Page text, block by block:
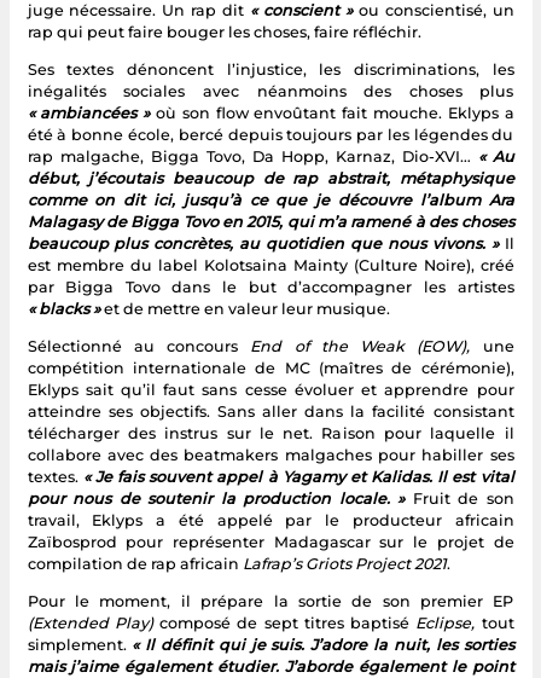
juge nécessaire. Un rap dit « conscient »ou conscientisé, un
rap qui peut faire bouger les choses, faire réfléchir.
Ses textes dénoncent l’injustice, les discriminations, les
inégalités sociales avec néanmoins des choses plus
« ambiancées »où son flow envoûtant fait mouche. Eklyps a
été à bonne école, bercé depuis toujours par les légendes du
rap malgache, Bigga Tovo, Da Hopp, Karnaz, Dio-XVI… « Au
début, j’écoutais beaucoup de rap abstrait, métaphysique
comme on dit ici, jusqu’à ce que je découvre l’album Ara
Malagasy de Bigga Tovo en 2015, qui m’a ramené à des choses
beaucoup plus concrètes, au quotidien que nous vivons. » Il
est membre du label Kolotsaina Mainty (Culture Noire), créé
par Bigga Tovo dans le but d’accompagner les artistes
« blacks »et de mettre en valeur leur musique.
Sélectionné au concours End of the Weak (EOW), une
compétition internationale de MC (maîtres de cérémonie),
Eklyps sait qu’il faut sans cesse évoluer et apprendre pour
atteindre ses objectifs. Sans aller dans la facilité consistant
télécharger des instrus sur le net. Raison pour laquelle il
collabore avec des beatmakers malgaches pour habiller ses
textes. « Je fais souvent appel à Yagamy et Kalidas. Il est vital
pour nous de soutenir la production locale. »Fruit de son
travail, Eklyps a été appelé par le producteur africain
Zaïbosprod pour représenter Madagascar sur le projet de
compilation de rap africain Lafrap’s Griots Project 2021.
Pour le moment, il prépare la sortie de son premier EP
(Extended Play)composé de sept titres baptisé Eclipse, tout
simplement. « Il définit qui je suis. J’adore la nuit, les sorties
mais j’aime également étudier. J’aborde également le point